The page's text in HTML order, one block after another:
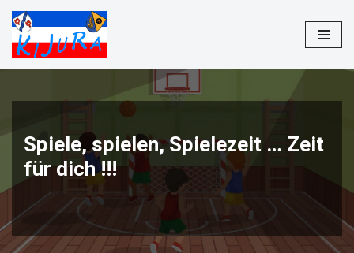
Zum
Inhalt
Spiele, spielen, Spielezeit … Zeit
für dich !!!